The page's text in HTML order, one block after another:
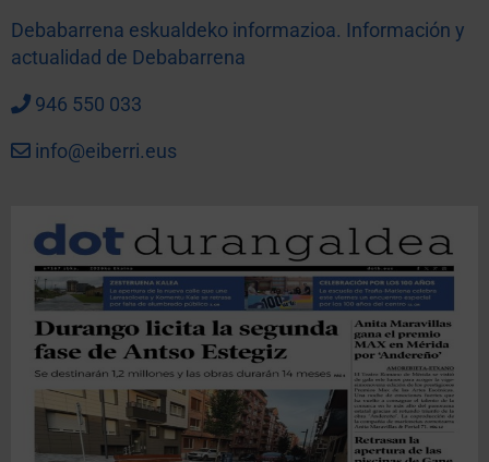
Debabarrena eskualdeko informazioa. Información y
actualidad de Debabarrena
946 550 033
info@eiberri.eus